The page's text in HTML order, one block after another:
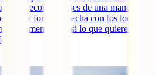
recorrer países de una manera
de una forma estrecha con los locales.
recomendables si lo que quieres es